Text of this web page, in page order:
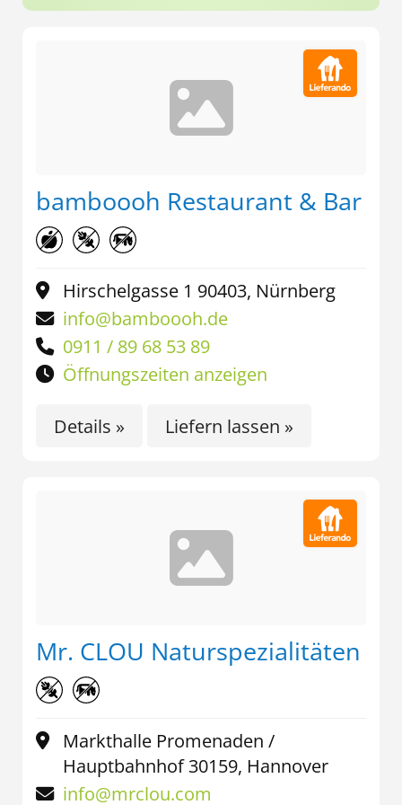
bamboooh Restaurant & Bar
Hirschelgasse 1 90403, Nürnberg
info@bamboooh.de
0911 / 89 68 53 89
Öffnungszeiten anzeigen
Details » Liefern lassen »
Mr. CLOU Naturspezialitäten
Markthalle Promenaden /
Hauptbahnhof 30159, Hannover
info@mrclou.com